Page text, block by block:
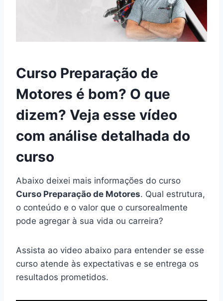
Curso Preparação de
Motores é bom? O que
dizem? Veja esse vídeo
com análise detalhada do
curso
Abaixo deixei mais informações do curso
Curso Preparação de Motores. Qual estrutura,
o conteúdo e o valor que o cursorealmente
pode agregar à sua vida ou carreira?
Assista ao video abaixo para entender se esse
curso atende às expectativas e se entrega os
resultados prometidos.